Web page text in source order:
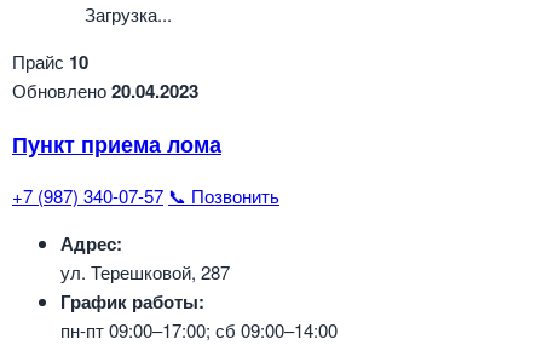
Загрузка...
Прайс 10
Обновлено20.04.2023
Пункт приема лома
+7 (987) 340-07-57 📞 Позвонить
Адрес:
ул. Терешковой, 287
График работы:
пн-пт 09:00–17:00; сб 09:00–14:00